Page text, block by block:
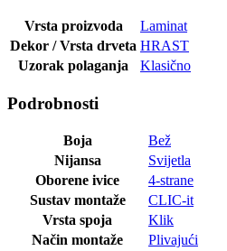
Vrsta proizvoda
Laminat
Dekor / Vrsta drveta HRAST
Uzorak polaganja
Klasično
Podrobnosti
Boja
Bež
Nijansa
Svijetla
Oborene ivice
4-strane
Sustav montaže
CLIC-it
Vrsta spoja
Klik
Način montaže
Plivajući